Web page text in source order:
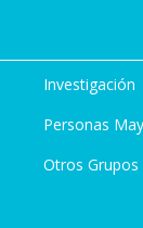
Investigación
Personas
Otros Grupos